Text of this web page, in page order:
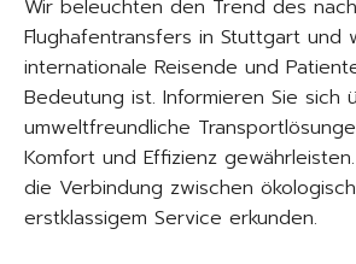
Wir beleuchten den Trend des
Flughafentransfers in Stuttgart und
internationale Reisende und
Bedeutung ist. Informieren Sie sich
umweltfreundliche
Komfort und Effizienz
die Verbindung zwischen
erstklassigem Service erkunden.